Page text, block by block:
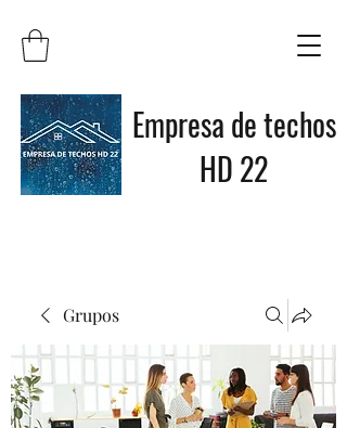
Empresa de techos
HD 22
Grupos